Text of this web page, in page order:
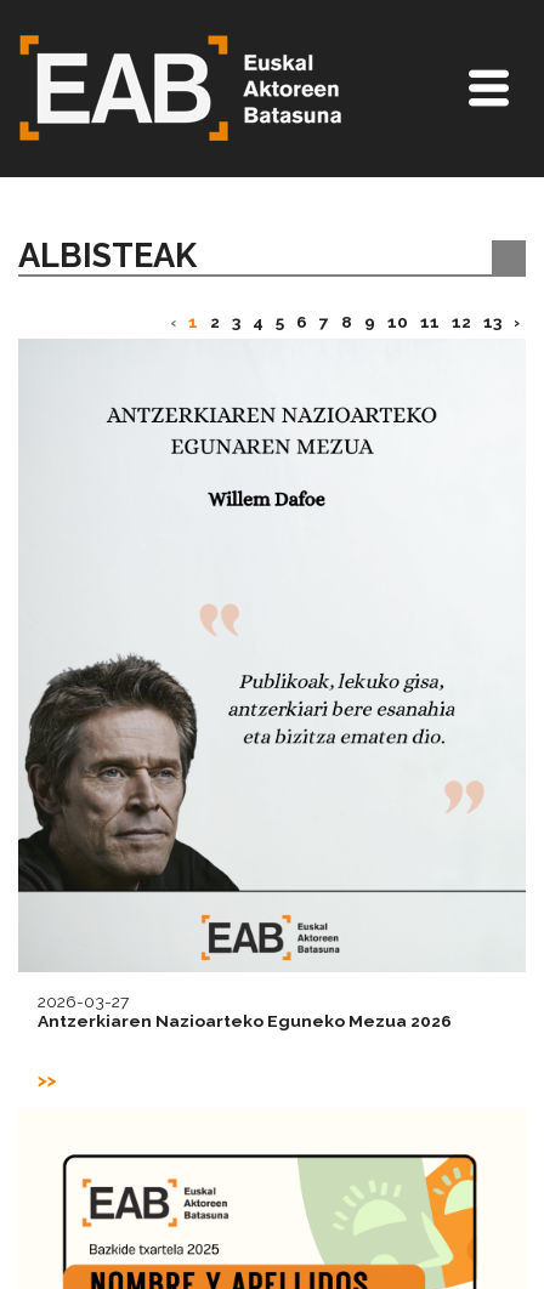
ALBISTEAK
‹ 1 2 3 4 5 6 7 8 9 10 11 12 13 ›
2026-03-27
Antzerkiaren Nazioarteko Eguneko Mezua 2026